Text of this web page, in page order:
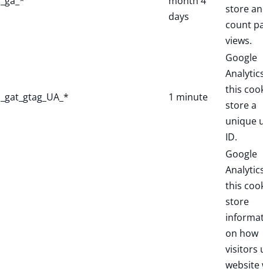
days
store
count
views.
_gat_gtag_UA_* 1 minute
Google
this
store a
unique
ID.
Google
this
store
on how
visitors
website